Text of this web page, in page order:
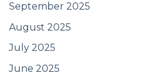
September 2025
August 2025
July 2025
June 2025